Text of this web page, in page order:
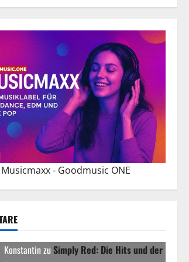
Musicmaxx - Goodmusic ONE
Konstantinzu Simply Red: Die Hits und der